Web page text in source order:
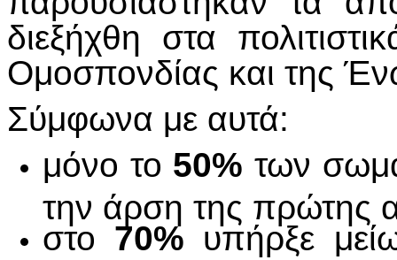
διεξήχθη στα
Ομοσπονδίας και της
Σύμφωνα με αυτά:
μόνο το 50% των
την άρση της πρώτης
στο 70% υπήρξε